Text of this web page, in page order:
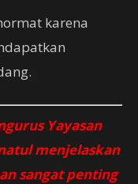
karena
Yayasan
menjelaskan
sangat penting